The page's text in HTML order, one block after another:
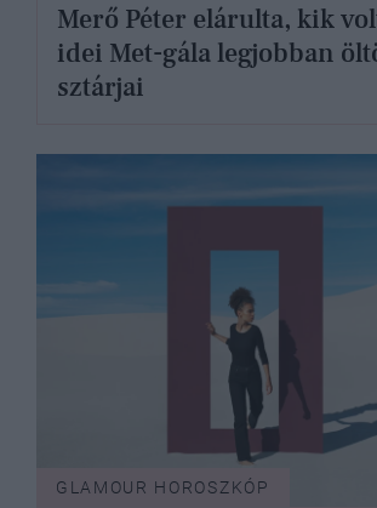
Merő Péter elárulta, kik
idei Met-gála legjobban
sztárjai
GLAMOUR HOROSZKÓP